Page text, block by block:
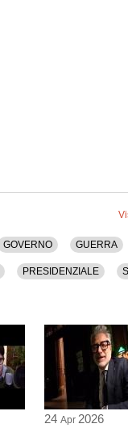
GOVERNO GUERRA
PRESIDENZIALE
24 Apr 2026